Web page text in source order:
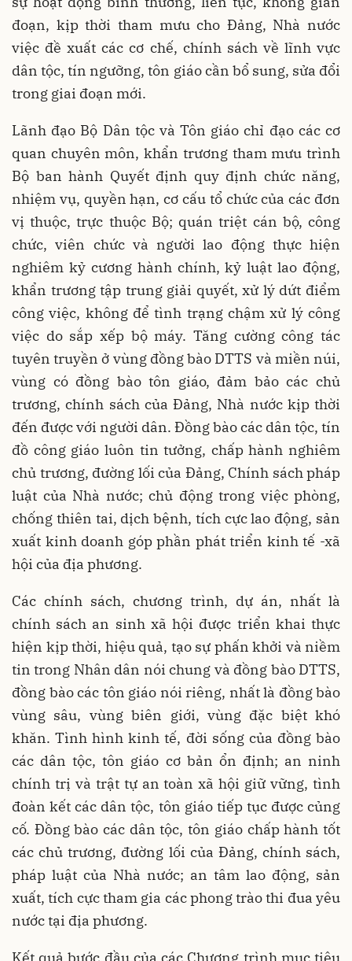
đoạn, kịp thời tham mưu cho Đảng, Nhà nước
việc đề xuất các cơ chế, chính sách về lĩnh vực
dân tộc, tín ngưỡng, tôn giáo cần bổ sung, sửa đổi
trong giai đoạn mới.
Lãnh đạo Bộ Dân tộc và Tôn giáo chỉ đạo các cơ
quan chuyên môn, khẩn trương tham mưu trình
Bộ ban hành Quyết định quy định chức năng,
nhiệm vụ, quyền hạn, cơ cấu tổ chức của các đơn
vị thuộc, trực thuộc Bộ; quán triệt cán bộ, công
chức, viên chức và người lao động thực hiện
nghiêm kỷ cương hành chính, kỷ luật lao động,
khẩn trương tập trung giải quyết, xử lý dứt điểm
công việc, không để tình trạng chậm xử lý công
việc do sắp xếp bộ máy. Tăng cường công tác
tuyên truyền ở vùng đồng bào DTTS và miền núi,
vùng có đồng bào tôn giáo, đảm bảo các chủ
trương, chính sách của Đảng, Nhà nước kịp thời
đến được với người dân. Đồng bào các dân tộc, tín
đồ công giáo luôn tin tưởng, chấp hành nghiêm
chủ trương, đường lối của Đảng, Chính sách pháp
luật của Nhà nước; chủ động trong việc phòng,
chống thiên tai, dịch bệnh, tích cực lao động, sản
xuất kinh doanh góp phần phát triển kinh tế -xã
hội của địa phương.
Các chính sách, chương trình, dự án, nhất là
chính sách an sinh xã hội được triển khai thực
hiện kịp thời, hiệu quả, tạo sự phấn khởi và niềm
tin trong Nhân dân nói chung và đồng bào DTTS,
đồng bào các tôn giáo nói riêng, nhất là đồng bào
vùng sâu, vùng biên giới, vùng đặc biệt khó
khăn. Tình hình kinh tế, đời sống của đồng bào
các dân tộc, tôn giáo cơ bản ổn định; an ninh
chính trị và trật tự an toàn xã hội giữ vững, tình
đoàn kết các dân tộc, tôn giáo tiếp tục được củng
cố. Đồng bào các dân tộc, tôn giáo chấp hành tốt
các chủ trương, đường lối của Đảng, chính sách,
pháp luật của Nhà nước; an tâm lao động, sản
xuất, tích cực tham gia các phong trào thi đua yêu
nước tại địa phương.